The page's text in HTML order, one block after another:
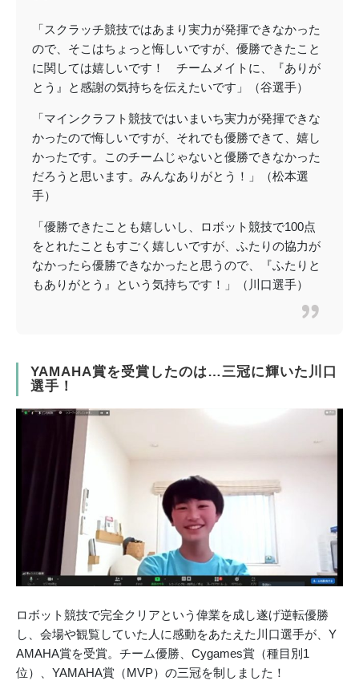
「スクラッチ競技ではあまり実力が発揮できなかった
ので、そこはちょっと悔しいですが、優勝できたこと
に関しては嬉しいです！ チームメイトに、『ありが
とう』と感謝の気持ちを伝えたいです」（谷選手）
「マインクラフト競技ではいまいち実力が発揮できな
かったので悔しいですが、それでも優勝できて、嬉し
かったです。このチームじゃないと優勝できなかった
だろうと思います。みんなありがとう！」（松本選
手）
「優勝できたことも嬉しいし、ロボット競技で100点
をとれたこともすごく嬉しいですが、ふたりの協力が
なかったら優勝できなかったと思うので、『ふたりと
もありがとう』という気持ちです！」（川口選手）
YAMAHA賞を受賞したのは…三冠に輝いた川口
選手！
ロボット競技で完全クリアという偉業を成し遂げ逆転優勝
し、会場や観覧していた人に感動をあたえた川口選手が、Y
AMAHA賞を受賞。チーム優勝、Cygames賞（種目別1
位）、YAMAHA賞（MVP）の三冠を制しました！